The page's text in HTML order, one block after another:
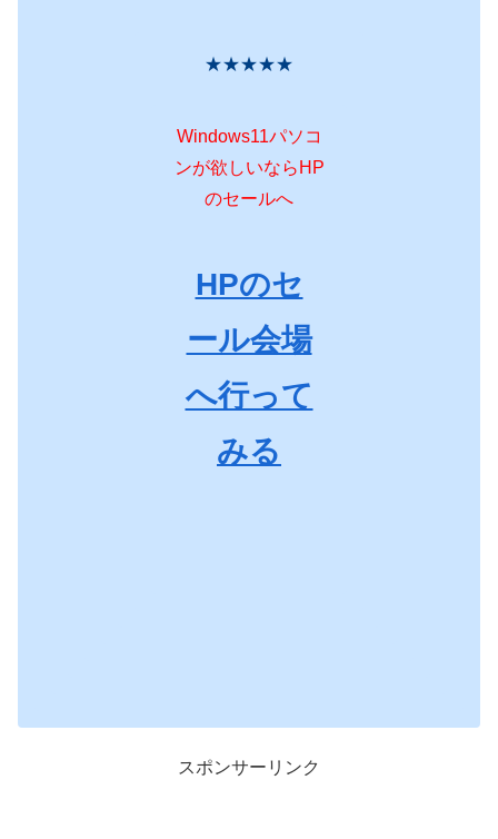
★★★★★
Windows11パソコ
ンが欲しいならHP
のセールへ
HPのセ
ール会場
へ行って
みる
スポンサーリンク